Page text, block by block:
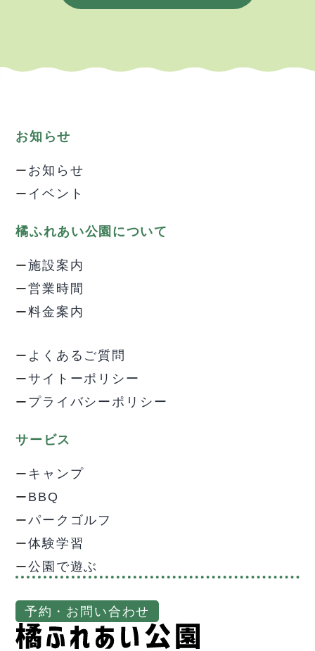
お知らせ
お知らせ
イベント
橘ふれあい公園について
施設案内
営業時間
料金案内
よくあるご質問
サイトーポリシー
プライバシーポリシー
サービス
キャンプ
BBQ
パークゴルフ
体験学習
公園で遊ぶ
予約・お問い合わせ